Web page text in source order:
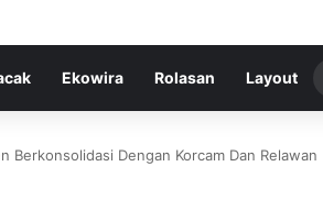
Ekowira Rolasan Layout
Berkonsolidasi Dengan Korcam Dan Relawan